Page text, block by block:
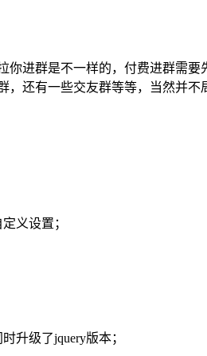
进群是不一样的，付费进群需
还有一些交友群等等，当然并
义设置；
升级了jquery版本；